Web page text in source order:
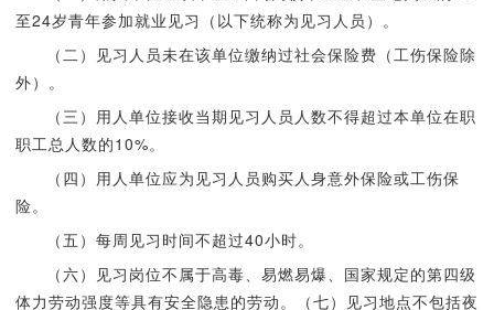
至24岁青年参加就业见习（以下统称为见习人员）。
（二）见习人员未在该单位缴纳过社会保险费（工伤保险除
外）。
（三）用人单位接收当期见习人员人数不得超过本单位在职
职工总人数的10%。
（四）用人单位应为见习人员购买人身意外保险或工伤保
险。
（五）每周见习时间不超过40小时。
（六）见习岗位不属于高毒、易燃易爆、国家规定的第四级
体力劳动强度等具有安全隐患的劳动。（七）见习地点不包括夜